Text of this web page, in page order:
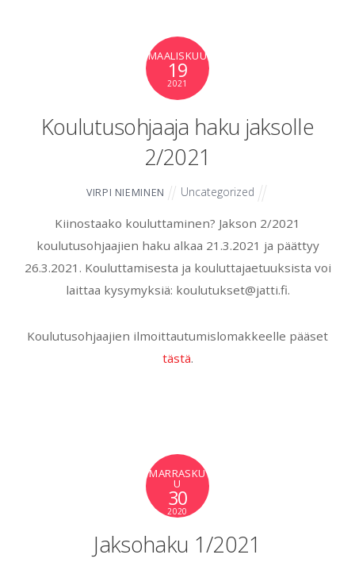
MAALISKUU
19
2021
Koulutusohjaaja haku jaksolle
2/2021
VIRPI NIEMINEN Uncategorized
Kiinostaako kouluttaminen? Jakson 2/2021
koulutusohjaajien haku alkaa 21.3.2021 ja päättyy
26.3.2021. Kouluttamisesta ja kouluttajaetuuksista voi
laittaa kysymyksiä: koulutukset@jatti.fi.
Koulutusohjaajien ilmoittautumislomakkeelle pääset
tästä.
MARRASKU
U
30
2020
Jaksohaku 1/2021